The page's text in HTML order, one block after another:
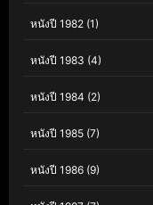
หนังปี 1982 (1)
หนังปี 1983 (4)
หนังปี 1984 (2)
หนังปี 1985 (7)
หนังปี 1986 (9)